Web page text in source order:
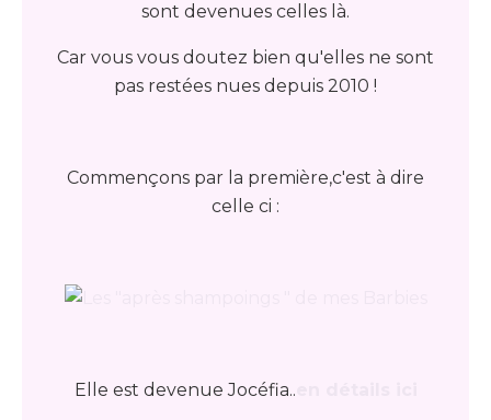
sont devenues celles là.
Car vous vous doutez bien qu'elles ne sont
pas restées nues depuis 2010 !
Commençons par la première,c'est à dire
celle ci :
Elle est devenue Jocéfia..